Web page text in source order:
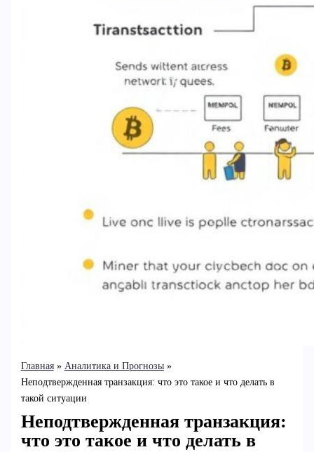
Главная
Аналитика и Прогнозы
Неподтвержденная транзакция: что это такое и что делать в
такой ситуации
Неподтвержденная транзакция:
что это такое и что делать в